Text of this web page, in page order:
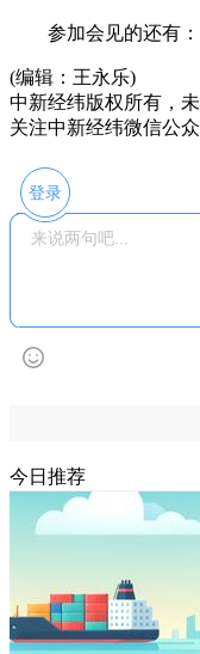
参加会见的还有：
(编辑：王永乐)
中新经纬版权所有，
关注中新经纬微信公
登录
今日推荐